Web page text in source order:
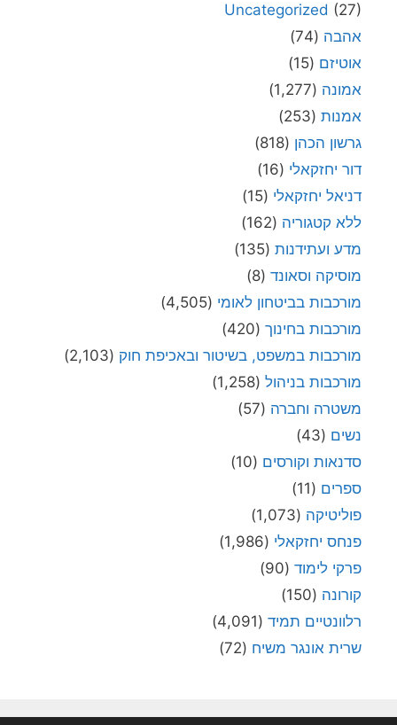
Uncategorized (27)
אהבה (74)
אוטיזם (15)
אמונה (1,277)
אמנות (253)
גרשון הכהן (818)
דור יחזקאלי (16)
דניאל יחזקאלי (15)
ללא קטגוריה (162)
מדע ועתידנות (135)
מוסיקה וסאונד (8)
מורכבות בביטחון לאומי (4,505)
מורכבות בחינוך (420)
מורכבות במשפט, בשיטור ובאכיפת חוק (2,103)
מורכבות בניהול (1,258)
משטרה וחברה (57)
נשים (43)
סדנאות וקורסים (10)
ספרים (11)
פוליטיקה (1,073)
פנחס יחזקאלי (1,986)
פרקי לימוד (90)
קורונה (150)
רלוונטיים תמיד (4,091)
שרית אונגר משיח (72)